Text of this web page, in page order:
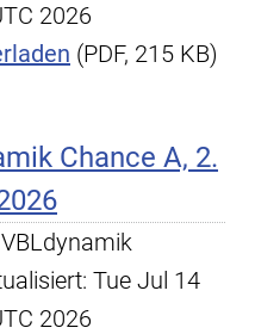
2026
(PDF, 215 KB)
Chance A, 2.
Tue Jul 14
2026